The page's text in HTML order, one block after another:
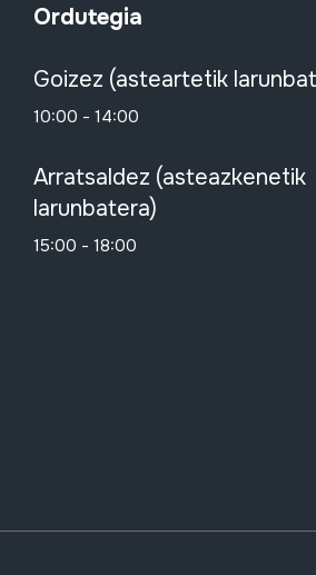
Ordutegia
Goizez (asteartetik
10:00 - 14:00
Arratsaldez (asteazkenetik
larunbatera)
15:00 - 18:00